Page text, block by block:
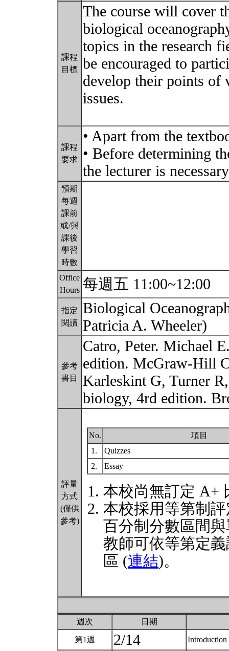
課程
目標
The course will cover
biological
topics in the research
be encouraged to
develop their points of
issues.
課程
要求
• Apart from the
• Before determining
the lecturer is
預期
每週
課前
或/與
課後
學習
時數
Office
Hours 每週五 11:00~12:00
指定
閱讀
Biological
Patricia A. Wheeler)
參考
書目
Catro, Peter. Michael
edition. McGraw-Hill
Karleskint G, Turner
biology, 4rd edition.
評量
方式
(僅供
參考)
No.
項目
1.
Quizzes
2.
Essay
本校尚無訂定 A+
本校採用等第制
百分制分數區間
教師可依等第定
區 (連結)。
週次 日期
第1週 2/14